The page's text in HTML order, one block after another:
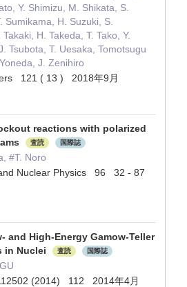
Y. Shimizu, M. Shikata, S.
Sumikama, H. Suzuki, S.
H. Takeda, T. Tako, Y.
Tsubota, T. Uesaka, Tomotsugu
J. Zenihiro
121 ( 13 ) 2018年9月
reactions with polarized
査読 国際誌
#T. Noro
Nuclear Physics 96 32 - 87
and High-Energy Gamow-Teller
in Nuclei
査読 国際誌
(2014) 112 2014年4月